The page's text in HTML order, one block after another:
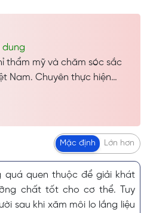
dung
thẩm mỹ và chăm sóc sắc
Nam. Chuyên thực hiện
chăm sóc da công nghệ
hàng tin tưởng và lựa
Mặc định Lớn hơn
quá quen thuộc để giải khát
chất tốt cho cơ thể. Tuy
sau khi xăm môi lo lắng liệu